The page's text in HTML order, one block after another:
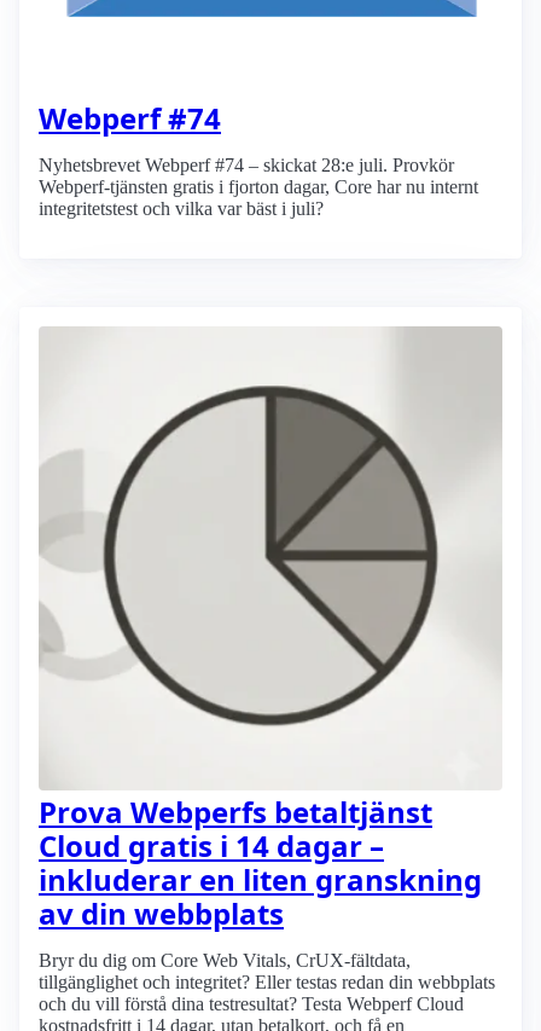
Webperf #74
Nyhetsbrevet Webperf #74 – skickat 28:e juli. Provkör
Webperf-tjänsten gratis i fjorton dagar, Core har nu internt
integritetstest och vilka var bäst i juli?
Prova Webperfs betaltjänst
Cloud gratis i 14 dagar –
inkluderar en liten granskning
av din webbplats
Bryr du dig om Core Web Vitals, CrUX-fältdata,
tillgänglighet och integritet? Eller testas redan din webbplats
och du vill förstå dina testresultat? Testa Webperf Cloud
kostnadsfritt i 14 dagar, utan betalkort, och få en